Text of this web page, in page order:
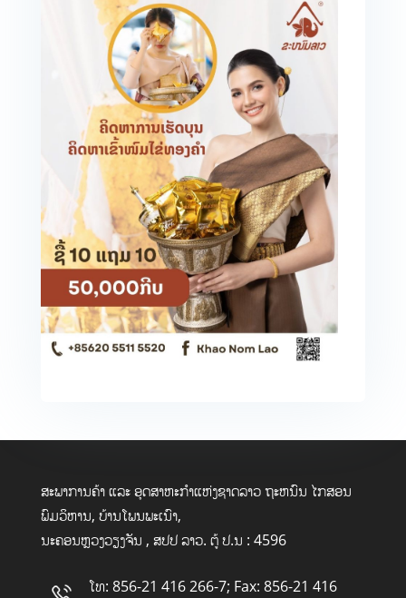
ສະພາການຄ້າ ແລະ ອຸດສາຫະກໍາແຫ່ງຊາດລາວ ຖະຫນົນ ໄກສອນ
ພົມວິຫານ, ບ້ານໂພນພະເນົາ,
ນະຄອນຫຼວງວຽງຈັນ , ສປປ ລາວ. ຕູ້ ປ.ນ : 4596
ໂທ: 856-21 416 266-7; Fax: 856-21 416